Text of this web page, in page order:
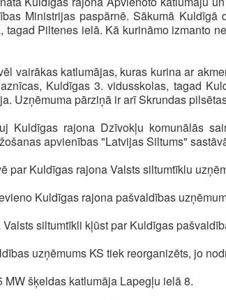
Ministrijas paspārnē. Sākumā
tagad Piltenes ielā. Kā kurināmo izmanto
vairākas katlumājas, kuras kurina ar
Kuldīgas 3. vidusskolas, tagad
Uzņēmuma pārziņā ir arī Skrundas
Kuldīgas rajona Dzīvokļu komunālās
apvienības "Latvijas Siltums"
par Kuldīgas rajona Valsts siltumtīklu
Kuldīgas rajona pašvaldības
siltumtīkli kļūst par Kuldīgas
uzņēmums KS tiek reorganizēts, jo
šķeldas katlumāja Lapegļu ielā 8.